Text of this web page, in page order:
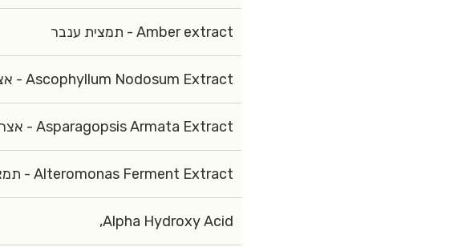
Amber extract - תמצית ענבר
Ascophyllum Nodosum Extract - אצת אסקופילום נודוסום
Asparagopsis Armata Extract - אצה אדומה
Alteromonas Ferment Extract - תמצית התססה של בקטריית Altermonas
Alpha Hydroxy Acid,